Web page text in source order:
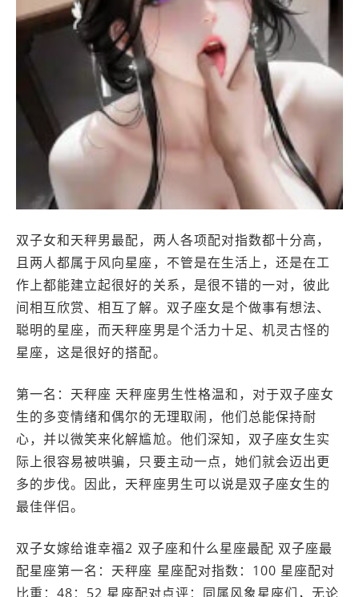
双子女和天秤男最配，两人各项配对指数都十分高，
且两人都属于风向星座，不管是在生活上，还是在工
作上都能建立起很好的关系，是很不错的一对，彼此
间相互欣赏、相互了解。双子座女是个做事有想法、
聪明的星座，而天秤座男是个活力十足、机灵古怪的
星座，这是很好的搭配。
第一名：天秤座 天秤座男生性格温和，对于双子座女
生的多变情绪和偶尔的无理取闹，他们总能保持耐
心，并以微笑来化解尴尬。他们深知，双子座女生实
际上很容易被哄骗，只要主动一点，她们就会迈出更
多的步伐。因此，天秤座男生可以说是双子座女生的
最佳伴侣。
双子女嫁给谁幸福2 双子座和什么星座最配 双子座最
配星座第一名：天秤座 星座配对指数：100 星座配对
比重：48：52 星座配对点评：同属风象星座们，无论